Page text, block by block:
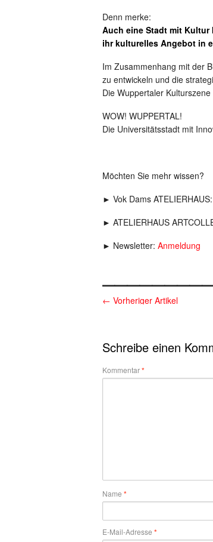
Denn merke:
Auch eine Stadt mit
ihr kulturelles Angebot in
Im Zusammenhang mit der
zu entwickeln und die
Die Wuppertaler
WOW! WUPPERTAL!
Die Universitätsstadt mit
Möchten Sie mehr wissen?
► Vok Dams ATELIERHAUS:
► ATELIERHAUS
► Newsletter: Anmeldung
← Vorheriger Artikel
Schreibe einen
Kommentar*
Name *
E-Mail-Adresse *